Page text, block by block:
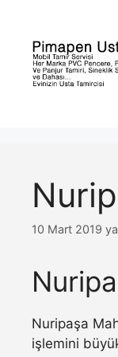
10 Mart 2019
Nuripaşa
işlemini